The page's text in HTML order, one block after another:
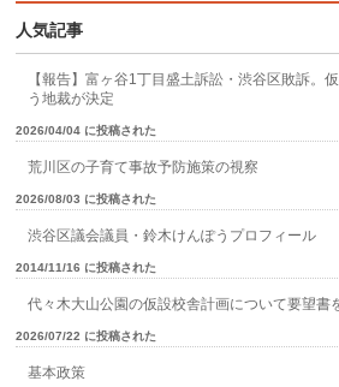
人気記事
【報告】富ヶ谷1丁目盛土訴訟・渋谷区敗訴。
う地裁が決定
2026/04/04 に投稿された
荒川区の子育て事故予防施策の視察
2026/08/03 に投稿された
渋谷区議会議員・鈴木けんぽうプロフィール
2014/11/16 に投稿された
代々木大山公園の仮設校舎計画について要望書
2026/07/22 に投稿された
基本政策